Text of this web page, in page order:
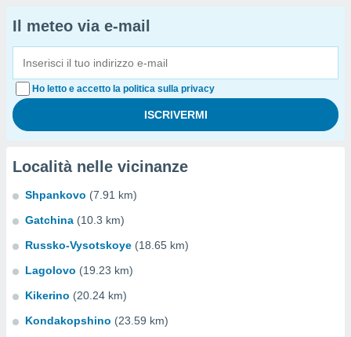
Il meteo via e-mail
Ho letto e accetto la politica sulla privacy
Località nelle vicinanze
Shpankovo (7.91 km)
Gatchina (10.3 km)
Russko-Vysotskoye (18.65 km)
Lagolovo (19.23 km)
Kikerino (20.24 km)
Kondakopshino (23.59 km)